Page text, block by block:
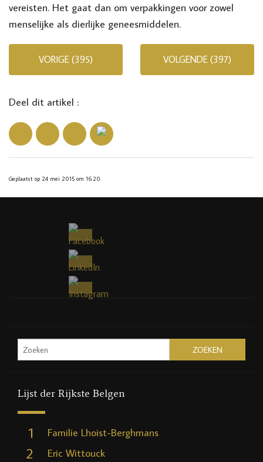
vereisten. Het gaat dan om verpakkingen voor zowel
menselijke als dierlijke geneesmiddelen.
VORIGE (395) VOLGENDE (397)
Deel dit artikel :
Geplaatst op 24 mei 2015 om 16:20.
Lijst der Rijkste Belgen
1 Familie Lhoist-Berghmans
2 Eric Wittouck